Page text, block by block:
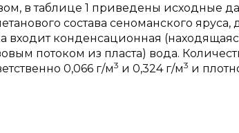
в таблице 1 приведены исходные
состава сеноманского яруса,
входит конденсационная
потоком из пласта) вода.
0,066 г/м3 и 0,324 г/м3 и